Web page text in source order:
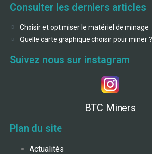
Consulter les derniers articles
Choisir et optimiser le matériel de minage
Quelle carte graphique choisir pour miner ?
Suivez nous sur instagram
BTC Miners
Plan du site
Actualités